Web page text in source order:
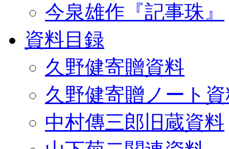
今泉雄作『記事珠』
資料目録
久野健寄贈資料
久野健寄贈ノート
中村傳三郎旧蔵資料